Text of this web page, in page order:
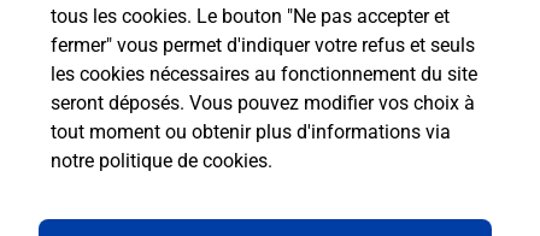
tous les cookies. Le bouton "Ne pas accepter et
fermer" vous permet d'indiquer votre refus et seuls
les cookies nécessaires au fonctionnement du site
seront déposés. Vous pouvez modifier vos choix à
tout moment ou obtenir plus d'informations via
notre politique de cookies.
Localiser Liste
Liste - téléassistance
Seine-et-Marne - téléassistance
Avon - téléassistance